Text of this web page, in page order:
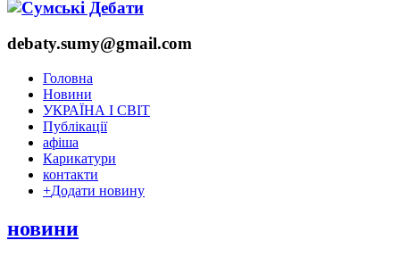
debaty.sumy@gmail.com
Головна
Новини
УКРАЇНА І СВІТ
Публікації
афіша
Карикатури
контакти
+Додати новину
новини